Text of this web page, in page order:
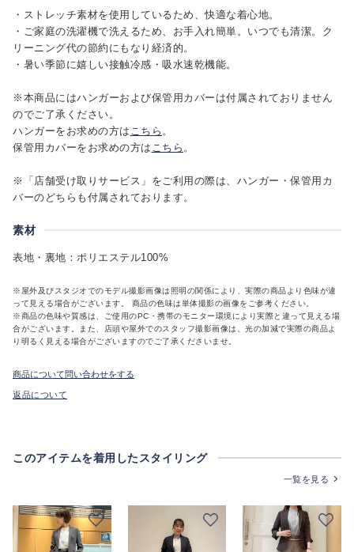
・ストレッチ素材を使用しているため、快適な着心地。
・ご家庭の洗濯機で洗えるため、お手入れ簡単。いつでも清潔。ク
リーニング代の節約にもなり経済的。
・暑い季節に嬉しい接触冷感・吸水速乾機能。
※本商品にはハンガーおよび保管用カバーは付属されておりません
のでご了承ください。
ハンガーをお求めの方は こちら 。
保管用カバーをお求めの方は こちら 。
※「店舗受け取りサービス」をご利用の際は、ハンガー・保管用カ
バーのどちらも付属されております。
素材
表地・裏地：ポリエステル100%
※屋外及びスタジオでのモデル撮影画像は照明の関係により、実際の商品より色味が違
って見える場合がございます。 商品の色味は単体撮影の画像をご参考ください。
※商品の色味や質感は、ご使用のPC・携帯のモニター環境により実際と違って見える場
合がございます。また、店頭や屋外でのスタッフ撮影画像は、光の加減で実際の商品よ
り明るく見える場合がございますのでご了承くださいませ。
商品について問い合わせをする
返品について
このアイテムを着用したスタイリング
一覧を見る